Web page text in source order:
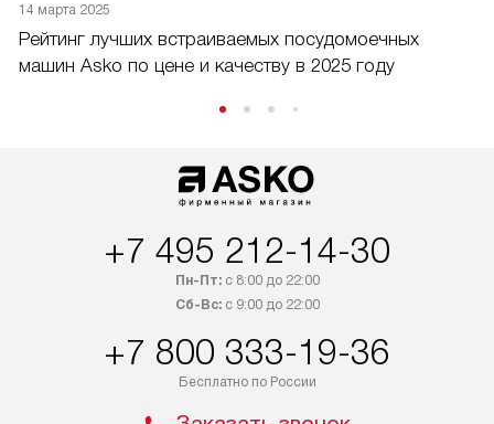
14 марта 2025
Рейтинг лучших встраиваемых посудомоечных
машин Asko по цене и качеству в 2025 году
+7 495 212-14-30
Пн-Пт:с 8:00 до 22:00
Сб-Вс:с 9:00 до 22:00
+7 800 333-19-36
Бесплатно по России